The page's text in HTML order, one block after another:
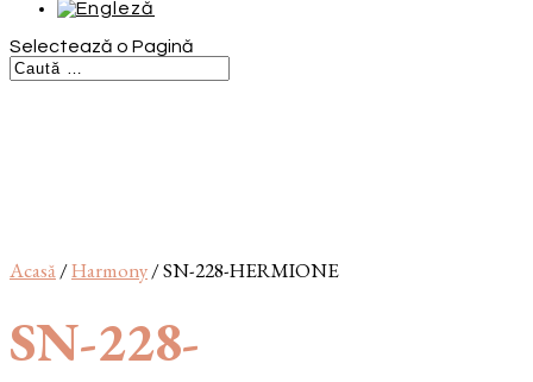
Selectează o Pagină
Acasă/Harmony/ SN-228-HERMIONE
SN-228-